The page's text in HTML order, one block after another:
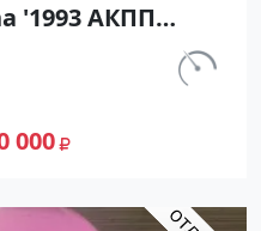
'1993 АКПП
инжектор
Седан по
объявление
км.
000